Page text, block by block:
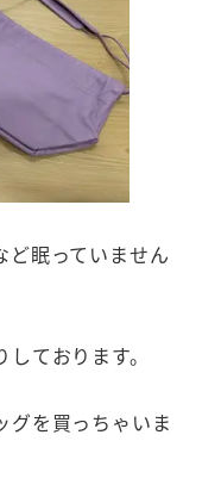
ど眠っていません
ております。
グを買っちゃいま